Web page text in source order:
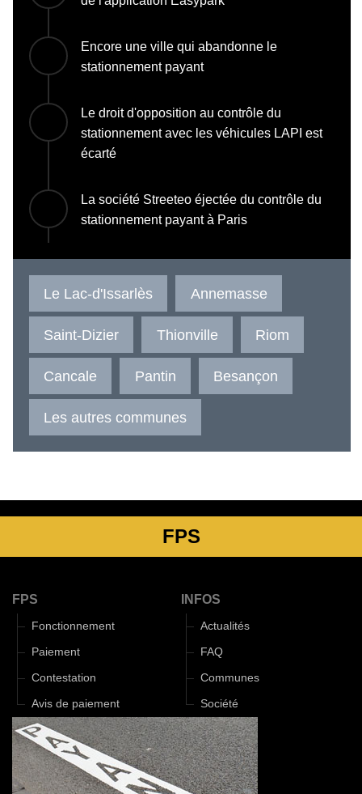
Encore une ville qui abandonne le
stationnement payant
Le droit d'opposition au contrôle du
stationnement avec les véhicules LAPI est
écarté
La société Streeteo éjectée du contrôle du
stationnement payant à Paris
Le Lac-d'Issarlès Annemasse
Saint-Dizier Thionville Riom
Cancale Pantin Besançon
Les autres communes
FPS
FPS
Fonctionnement
Paiement
Contestation
Avis de paiement
INFOS
Actualités
FAQ
Communes
Société